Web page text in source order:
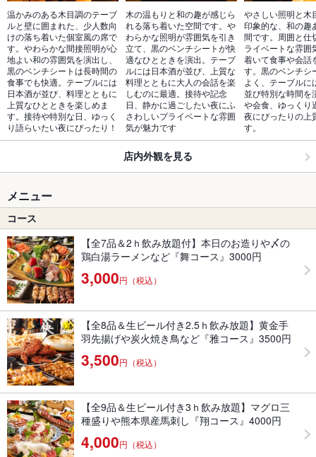
温かみのある木目調のテーブ
ルと壁に囲まれた、少人数向
けの落ち着いた個室風の席で
す。やわらかな間接照明が心
地よい和の雰囲気を演出し、
黒のベンチシートは長時間の
食事でも快適。テーブルには
日本酒が並び、料理とともに
上質なひとときを楽しめま
す。接待や特別な日、ゆっく
り語らいたい夜にぴったり！
木の温もりと和の趣が感じら
れる落ち着いた空間です。や
わらかな照明が雰囲気を引き
立て、黒のベンチシートが快
適なひとときを演出。テーブ
ルには日本酒が並び、上質な
料理とともに大人の会話を楽
しむのに最適。接待や記念
日、静かに過ごしたい夜にふ
さわしいプライベートな雰囲
気が魅力です
やさしい照明と木
印象的な、和の趣
間です。周囲と仕
ライベートな雰囲
着いて食事や会話
す。黒のベンチシ
よく、テーブルに
並び特別な時間を
や会食、ゆっくり
夜にぴったりの上
す。
店内外観を見る
メニュー
コース
【全7品＆2ｈ飲み放題付】本日のお造りや〆の
鶏白湯ラーメンなど『舞コース』3000円
3,000円（税込）
【全8品＆生ビール付き2.5ｈ飲み放題】黄金手
羽先揚げや炭火焼き鳥など『雅コース』3500円
3,500円（税込）
【全9品＆生ビール付き3ｈ飲み放題】マグロ三
種盛りや熊本県産馬刺し『翔コース』4000円
4,000円（税込）